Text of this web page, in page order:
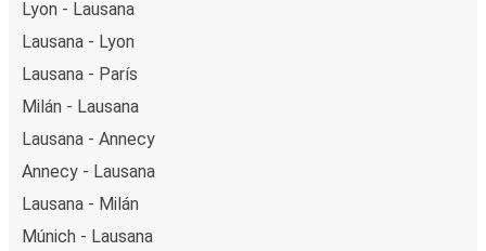
Lyon - Lausana
Lausana - Lyon
Lausana - París
Milán - Lausana
Lausana - Annecy
Annecy - Lausana
Lausana - Milán
Múnich - Lausana